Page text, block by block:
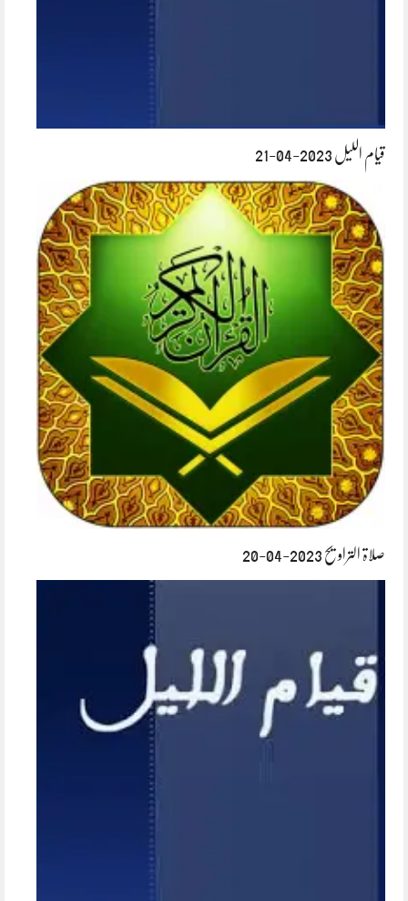
قیام اللیل 2023-04-21
صلاۃ التراویح 2023-04-20